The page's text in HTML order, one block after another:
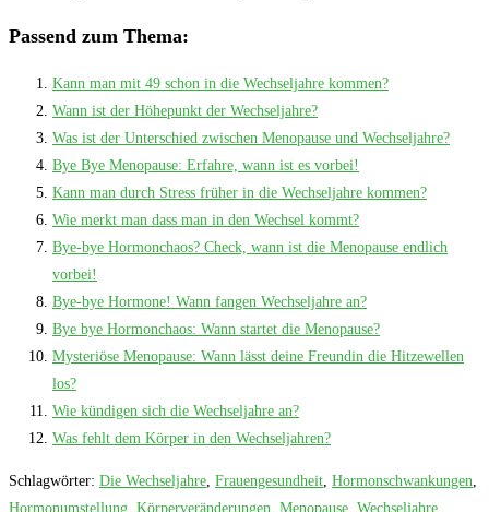
Passend zum Thema:
Kann man mit 49 schon in die Wechseljahre kommen?
Wann ist der Höhepunkt der Wechseljahre?
Was ist der Unterschied zwischen Menopause und Wechseljahre?
Bye Bye Menopause: Erfahre, wann ist es vorbei!
Kann man durch Stress früher in die Wechseljahre kommen?
Wie merkt man dass man in den Wechsel kommt?
Bye-bye Hormonchaos? Check, wann ist die Menopause endlich
vorbei!
Bye-bye Hormone! Wann fangen Wechseljahre an?
Bye bye Hormonchaos: Wann startet die Menopause?
Mysteriöse Menopause: Wann lässt deine Freundin die Hitzewellen
los?
Wie kündigen sich die Wechseljahre an?
Was fehlt dem Körper in den Wechseljahren?
Schlagwörter: Die Wechseljahre, Frauengesundheit, Hormonschwankungen,
Hormonumstellung, Körperveränderungen, Menopause, Wechseljahre